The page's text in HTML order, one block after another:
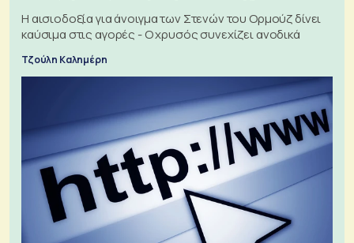
Η αισιοδοξία για άνοιγμα των Στενών του Ορμούζ δίνει
καύσιμα στις αγορές - Ο χρυσός συνεχίζει ανοδικά
Τζούλη Καλημέρη